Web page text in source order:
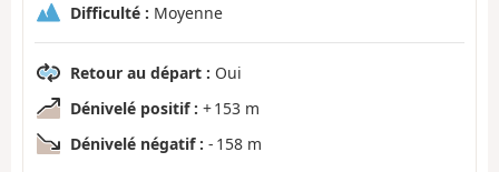
Difficulté : Moyenne
Retour au départ : Oui
Dénivelé positif : + 153 m
Dénivelé négatif : - 158 m